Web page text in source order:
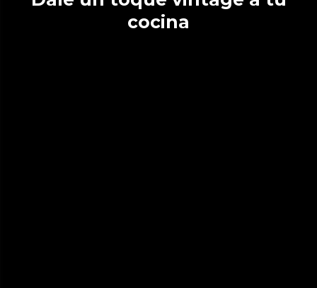
cocina